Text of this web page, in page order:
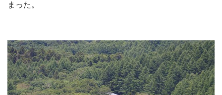
まった。